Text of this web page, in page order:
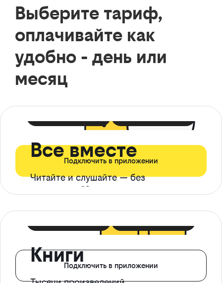
Выберите тариф,
оплачивайте как
удобно - день или
месяц
Все вместе
Читайте и слушайте — без
ограничений*
Подключить в приложении
КнигиПодключить в приложении